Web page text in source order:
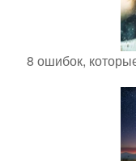
8 ошибок,